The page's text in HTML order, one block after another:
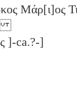
Μάρ[ι]ος
]-ca.?-]